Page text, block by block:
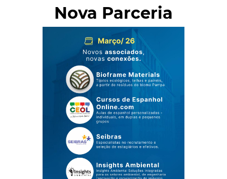
Nova Parceria